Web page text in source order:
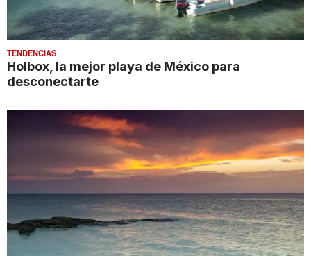
TENDENCIAS
Holbox, la mejor playa de México para
desconectarte